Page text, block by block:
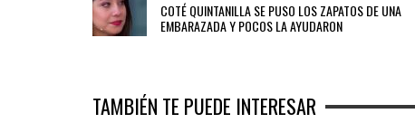
COTÉ QUINTANILLA SE PUSO LOS ZAPATOS DE UNA
EMBARAZADA Y POCOS LA AYUDARON
TAMBIÉN TE PUEDE INTERESAR